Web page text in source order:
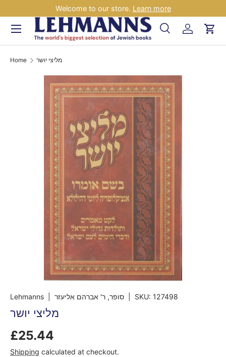
Skip to content
Welcome to our store. Learn more
Search
SearchLog inCart
Menu
Home מליצי יושר
Lehmanns | סופר, ר' אברהם אליעזר SKU: 127498
מליצי יושר
£25.44
Shipping calculated at checkout.